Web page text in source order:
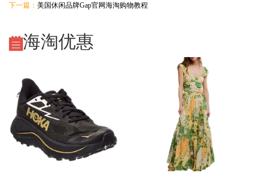
下一篇： 美国休闲品牌Gap官网海淘购物教程
海淘优惠